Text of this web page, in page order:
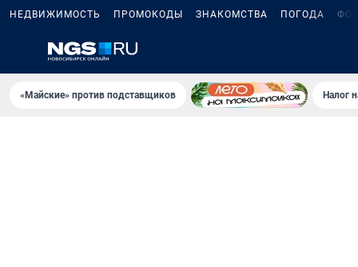
НЕДВИЖИМОСТЬ ПРОМОКОДЫ ЗНАКОМСТВА ПОГОДА
«Майские» против подставщиков Налог